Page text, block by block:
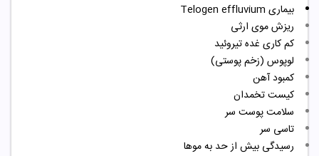
بیماری Telogen effluvium
ریزش موی ارثی
کم کاری غده تیروئید
لوپوس (زخم پوستی)
کمبود آهن
کیست تخمدان
سلامت پوست سر
تاسی سر
رسیدگی بیش از حد به موها